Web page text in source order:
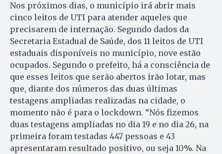
Nos próximos dias, o município irá abrir mais
cinco leitos de UTI para atender aqueles que
precisarem de internação. Segundo dados da
Secretaria Estadual de Saúde, dos 11 leitos de UTI
estaduais disponíveis no município, nove estão
ocupados. Segundo o prefeito, há a consciência de
que esses leitos que serão abertos irão lotar, mas
que, diante dos números das duas últimas
testagens ampliadas realizadas na cidade, o
momento não é para o lockdown. “Nós fizemos
duas testagens ampliadas no dia 19 e no dia 26, na
primeira foram testadas 447 pessoas e 43
apresentaram resultado positivo, ou seja 10%. Na